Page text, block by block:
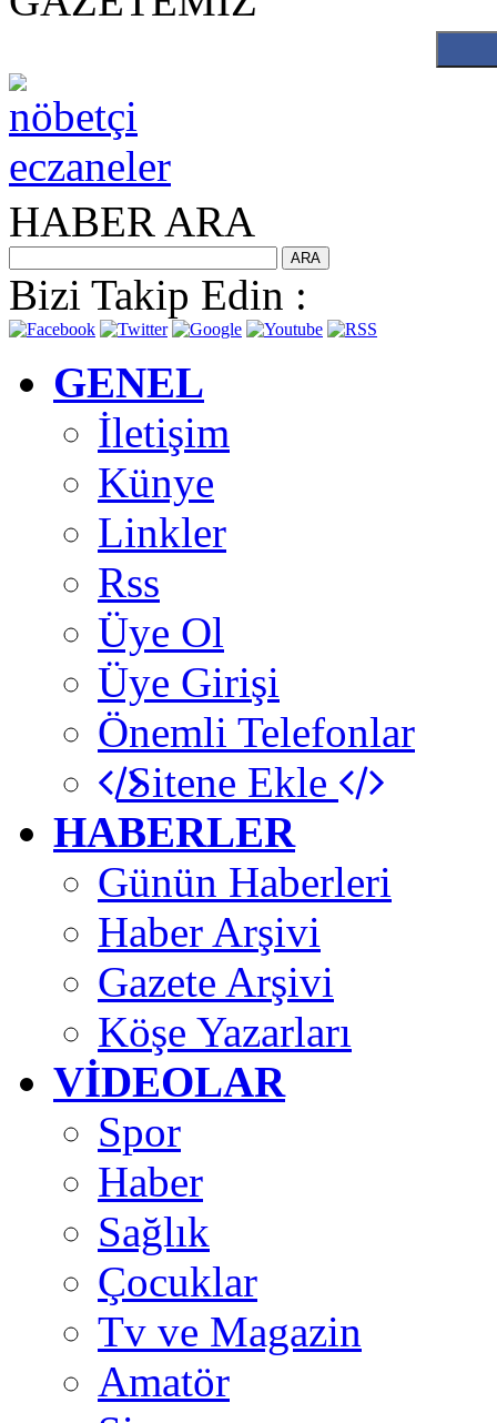
HABER ARA
Bizi Takip Edin :
GENEL
İletişim
Künye
Linkler
Rss
Üye Ol
Üye Girişi
Önemli Telefonlar
Sitene Ekle
HABERLER
Günün Haberleri
Haber Arşivi
Gazete Arşivi
Köşe Yazarları
VİDEOLAR
Spor
Haber
Sağlık
Çocuklar
Tv ve Magazin
Amatör